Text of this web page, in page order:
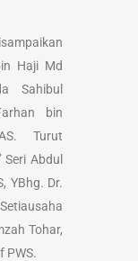
Haji Md
Sahibul
bin
Turut
Seri Abdul
YBhg. Dr.
Tohar,
PWS.